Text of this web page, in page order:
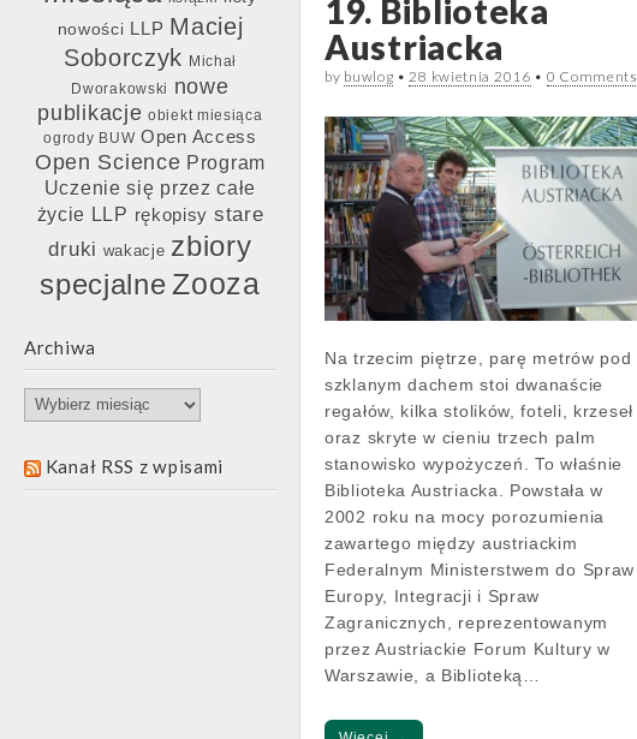
nowości LLP Maciej
Soborczyk
Michał
Dworakowski
nowe
publikacje obiekt miesiąca
ogrody BUW Open Access
Open Science Program
Uczenie się przez całe
życie LLP rękopisy stare
druki wakacje zbiory
specjalneZooza
Archiwa
Archiwa
Kanał RSS z wpisami
19. Biblioteka
Austriacka
by buwlog •28 kwietnia 2016 • 0 Comments
Na trzecim piętrze, parę metrów pod
szklanym dachem stoi dwanaście
regałów, kilka stolików, foteli, krzeseł
oraz skryte w cieniu trzech palm
stanowisko wypożyczeń. To właśnie
Biblioteka Austriacka. Powstała w
2002 roku na mocy porozumienia
zawartego między austriackim
Federalnym Ministerstwem do Spraw
Europy, Integracji i Spraw
Zagranicznych, reprezentowanym
przez Austriackie Forum Kultury w
Warszawie, a Biblioteką…